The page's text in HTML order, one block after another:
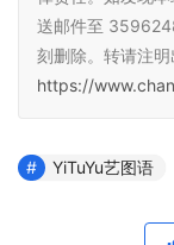
送邮件至
刻删除。转请注明
https://
YiTuYu艺图语